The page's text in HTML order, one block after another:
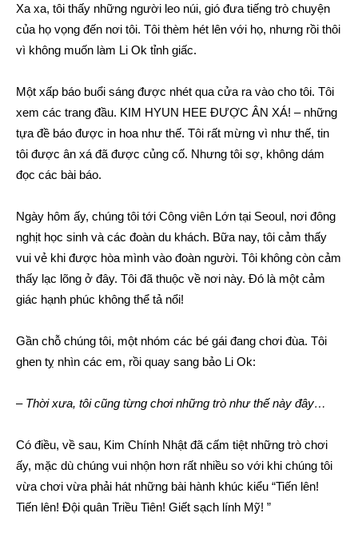
Xa xa, tôi thấy những người leo núi, gió đưa tiếng trò chuyện
của họ vọng đến nơi tôi. Tôi thèm hét lên với họ, nhưng rồi thôi
vì không muốn làm Li Ok tỉnh giấc.
Một xấp báo buổi sáng được nhét qua cửa ra vào cho tôi. Tôi
xem các trang đầu. KIM HYUN HEE ĐƯỢC ÂN XÁ! – những
tựa đề báo được in hoa như thế. Tôi rất mừng vì như thế, tin
tôi được ân xá đã được củng cố. Nhưng tôi sợ, không dám
đọc các bài báo.
Ngày hôm ấy, chúng tôi tới Công viên Lớn tại Seoul, nơi đông
nghịt học sinh và các đoàn du khách. Bữa nay, tôi cảm thấy
vui vẻ khi được hòa mình vào đoàn người. Tôi không còn cảm
thấy lạc lõng ở đây. Tôi đã thuộc về nơi này. Đó là một cảm
giác hạnh phúc không thể tả nổi!
Gần chỗ chúng tôi, một nhóm các bé gái đang chơi đùa. Tôi
ghen tỵ nhìn các em, rồi quay sang bảo Li Ok:
– Thời xưa, tôi cũng từng chơi những trò như thế này đây…
Có điều, về sau, Kim Chính Nhật đã cấm tiệt những trò chơi
ấy, mặc dù chúng vui nhộn hơn rất nhiều so với khi chúng tôi
vừa chơi vừa phải hát những bài hành khúc kiểu “Tiến lên!
Tiến lên! Đội quân Triều Tiên! Giết sạch lính Mỹ! ”